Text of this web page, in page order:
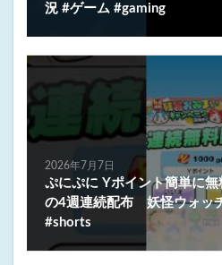
況 #ゲーム #gaming
2026年7月7日
ぷにぷに Yポイント簡単に
の4週連続配布 妖怪ウォ
#shorts